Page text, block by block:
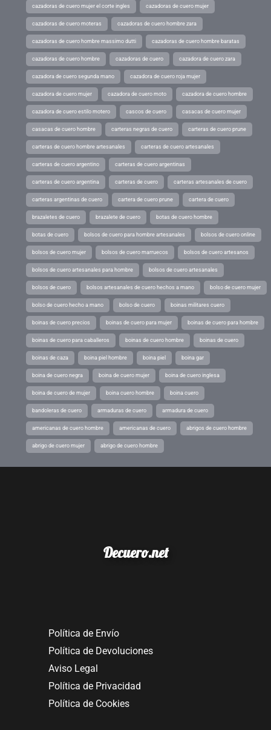
cazadoras de cuero mujer el corte ingles cazadoras de cuero mujer
cazadoras de cuero moteras cazadoras de cuero hombre zara
cazadoras de cuero hombre massimo dutti cazadoras de cuero hombre baratas
cazadoras de cuero hombre cazadoras de cuero cazadora de cuero zara
cazadora de cuero segunda mano cazadora de cuero roja mujer
cazadora de cuero mujer cazadora de cuero moto cazadora de cuero hombre
cazadora de cuero estilo motero cascos de cuero casacas de cuero mujer
casacas de cuero hombre carteras negras de cuero carteras de cuero prune
carteras de cuero hombre artesanales carteras de cuero artesanales
carteras de cuero argentino carteras de cuero argentinas
carteras de cuero argentina carteras de cuero carteras artesanales de cuero
carteras argentinas de cuero cartera de cuero prune cartera de cuero
brazaletes de cuero brazalete de cuero botas de cuero hombre
botas de cuero bolsos de cuero para hombre artesanales bolsos de cuero online
bolsos de cuero mujer bolsos de cuero marruecos bolsos de cuero artesanos
bolsos de cuero artesanales para hombre bolsos de cuero artesanales
bolsos de cuero bolsos artesanales de cuero hechos a mano bolso de cuero mujer
bolso de cuero hecho a mano bolso de cuero boinas militares cuero
boinas de cuero precios boinas de cuero para mujer boinas de cuero para hombre
boinas de cuero para caballeros boinas de cuero hombre boinas de cuero
boinas de caza boina piel hombre boina piel boina gar
boina de cuero negra boina de cuero mujer boina de cuero inglesa
boina de cuero de mujer boina cuero hombre boina cuero
bandoleras de cuero armaduras de cuero armadura de cuero
americanas de cuero hombre americanas de cuero abrigos de cuero hombre
abrigo de cuero mujer abrigo de cuero hombre
Decuero.net
Política de Envío
Política de Devoluciones
Aviso Legal
Política de Privacidad
Política de Cookies